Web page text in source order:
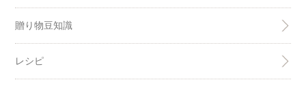
贈り物豆知識
レシピ